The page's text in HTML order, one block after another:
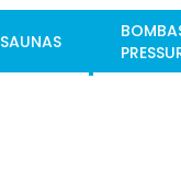
SAUNAS